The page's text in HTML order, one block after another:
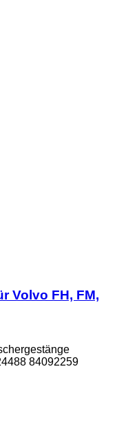
Volvo FH, FM,
84092259